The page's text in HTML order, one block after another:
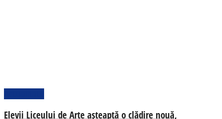
Elevii Liceului de Arte așteaptă o clădire nouă,